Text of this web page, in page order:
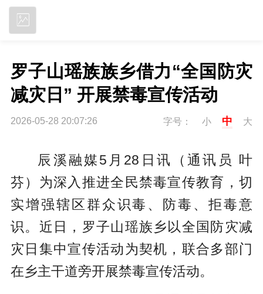
罗子山瑶族族乡借力“全国防灾
减灾日” 开展禁毒宣传活动
2026-05-28 20:07:26 字号： 小 中 大
辰溪融媒5月28日讯（通讯员 叶
芬）为深入推进全民禁毒宣传教育，切
实增强辖区群众识毒、防毒、拒毒意
识。近日，罗子山瑶族乡以全国防灾减
灾日集中宣传活动为契机，联合多部门
在乡主干道旁开展禁毒宣传活动。